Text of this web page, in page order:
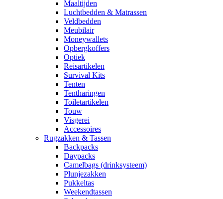
Maaltijden
Luchtbedden & Matrassen
Veldbedden
Meubilair
Moneywallets
Opbergkoffers
Optiek
Reisartikelen
Survival Kits
Tenten
Tentharingen
Toiletartikelen
Touw
Visgerei
Accessoires
Rugzakken & Tassen
Backpacks
Daypacks
Camelbags (drinksysteem)
Plunjezakken
Pukkeltas
Weekendtassen